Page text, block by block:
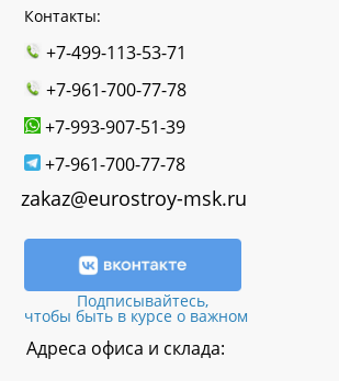
Контакты:
+7-499-113-53-71
+7-961-700-77-78
+7-993-907-51-39
+7-961-700-77-78
zakaz@eurostroy-msk.ru
Подписывайтесь,
чтобы быть в курсе о важном
Адреса офиса и склада: